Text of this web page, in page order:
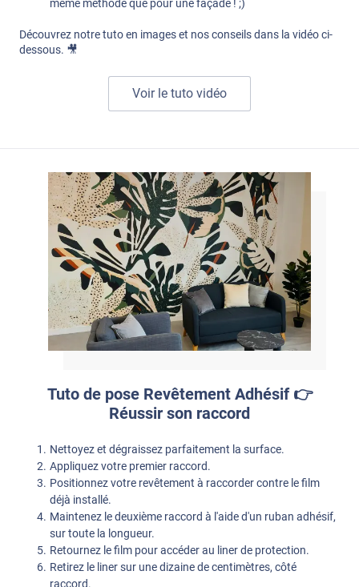
même méthode que pour une façade ! ;)
Découvrez notre tuto en images et nos conseils dans la vidéo ci-
dessous. 🎥
Voir le tuto vidéo
Tuto de pose Revêtement Adhésif 👉
Réussir son raccord
Nettoyez et dégraissez parfaitement la surface.
Appliquez votre premier raccord.
Positionnez votre revêtement à raccorder contre le film
déjà installé.
Maintenez le deuxième raccord à l'aide d'un ruban adhésif,
sur toute la longueur.
Retournez le film pour accéder au liner de protection.
Retirez le liner sur une dizaine de centimètres, côté
raccord.